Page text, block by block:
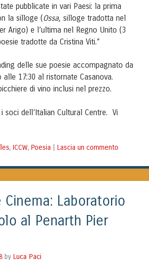
pubblicate in vari Paesi: la prima
la silloge (Ossa, silloge tradotta nel
Arigo) e l’ultima nel Regno Unito (3
tradotte da Cristina Viti.”
delle sue poesie accompagnato da
17:30 al ristornate Casanova.
di vino inclusi nel prezzo.
soci dell’Italian Cultural Centre. Vi
, ICCW, Poesia Lascia un commento
Cinema: Laboratorio
al Penarth Pier
by Luca Paci